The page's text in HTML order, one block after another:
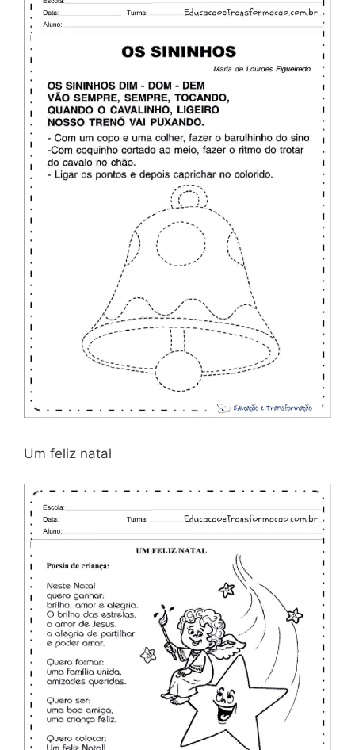
Um feliz natal